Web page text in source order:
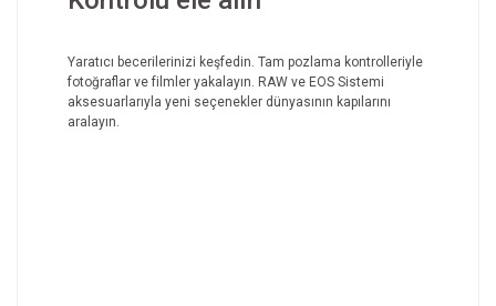
Yaratıcı becerilerinizi keşfedin. Tam pozlama kontrolleriyle
fotoğraflar ve filmler yakalayın. RAW ve EOS Sistemi
aksesuarlarıyla yeni seçenekler dünyasının kapılarını
aralayın.